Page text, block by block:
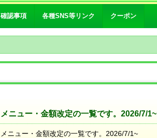
確認事項 各種SNS等リンク クーポン
メニュー・金額改定の一覧です。2026/7/1~
メニュー・金額改定の一覧です。2026/7/1~